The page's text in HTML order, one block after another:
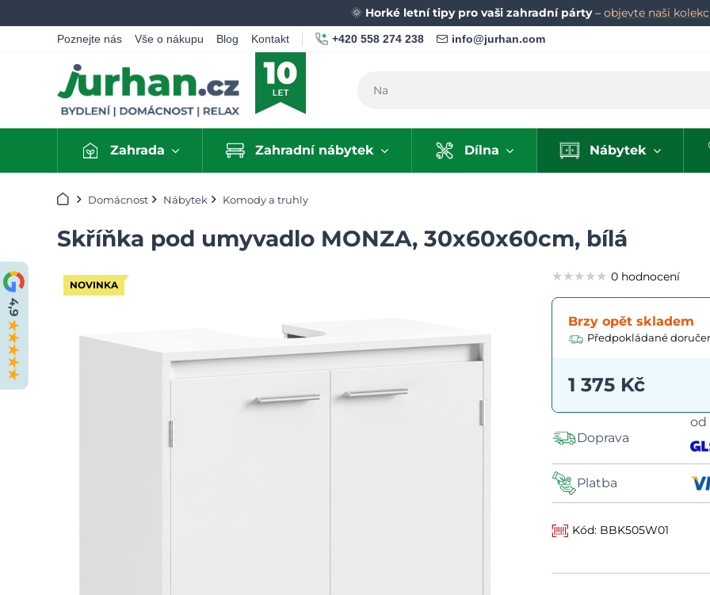
🌞 Horké letní tipy pro vaši zahradní párty– objevte naši
Poznejte nás Vše o nákupu Blog Kontakt +420 558 274 238 info@jurhan.com
Zahrada Zahradní nábytek Dílna Nábytek
Úvod Domácnost Nábytek Komody a truhly
Skříňka pod umyvadlo MONZA, 30x60x60cm, bílá
NOVINKA
★★★★★
★★★★★
★★★★★ 0 hodnocení
Brzy opět skladem
Předpokládané
1 375 Kč
Doprava
od
Platba
Kód: BBK505W01